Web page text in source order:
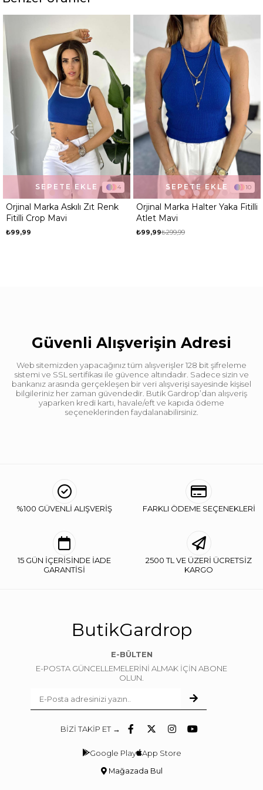
Desen Düz
Ortam Günlük
4
Orjinal Marka Askılı Zıt Renk
Fitilli Crop Mavi
₺99,99
SEPETE EKLE 10
Orjinal Marka Halter Yaka Fitilli
Atlet Mavi
₺99,99₺299,99
SEPETE EKLE
Güvenli Alışverişin Adresi
Web sitemizden yapacağınız tüm alışverişler 128 bit şifreleme
sistemi ve SSL sertifikası ile güvence altındadır. Sadece sizin ve
bankanız arasında gerçekleşen bir veri alışverişi sayesinde kişisel
bilgileriniz her zaman güvendedir. Butik Gardrop’dan alışveriş
yaparken kredi kartı, havale/eft ve kapıda ödeme
seçeneklerinden faydalanabilirsiniz.
%100 GÜVENLİ ALIŞVERİŞ FARKLI ÖDEME SEÇENEKLERİ
15 GÜN İÇERİSİNDE İADE
GARANTİSİ
2500 TL VE ÜZERİ ÜCRETSİZ
KARGO
ButikGardrop
E-BÜLTEN
E-POSTA GÜNCELLEMELERİNİ ALMAK İÇİN ABONE
OLUN.
BİZİ TAKİP ET →
Google Play App Store
Mağazada Bul